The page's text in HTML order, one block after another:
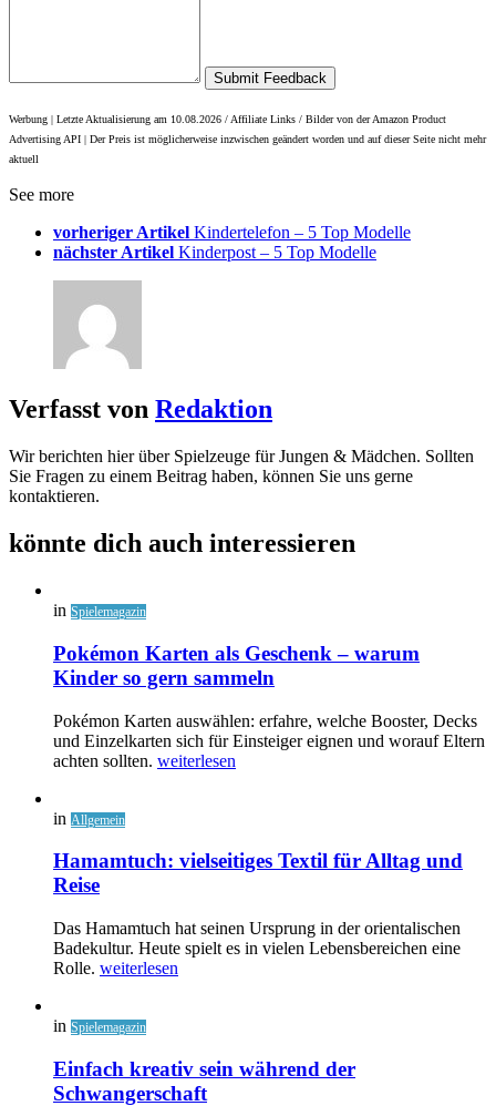
Submit Feedback
Werbung | Letzte Aktualisierung am 10.08.2026 / Affiliate Links / Bilder von der Amazon Product
Advertising API | Der Preis ist möglicherweise inzwischen geändert worden und auf dieser Seite nicht mehr
aktuell
See more
vorheriger Artikel Kindertelefon – 5 Top Modelle
nächster Artikel Kinderpost – 5 Top Modelle
Verfasst von Redaktion
Wir berichten hier über Spielzeuge für Jungen & Mädchen. Sollten
Sie Fragen zu einem Beitrag haben, können Sie uns gerne
kontaktieren.
könnte dich auch interessieren
in Spielemagazin
Pokémon Karten als Geschenk – warum
Kinder so gern sammeln
Pokémon Karten auswählen: erfahre, welche Booster, Decks
und Einzelkarten sich für Einsteiger eignen und worauf Eltern
achten sollten. weiterlesen
in Allgemein
Hamamtuch: vielseitiges Textil für Alltag und
Reise
Das Hamamtuch hat seinen Ursprung in der orientalischen
Badekultur. Heute spielt es in vielen Lebensbereichen eine
Rolle. weiterlesen
in Spielemagazin
Einfach kreativ sein während der
Schwangerschaft